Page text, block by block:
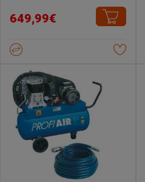
649,99€